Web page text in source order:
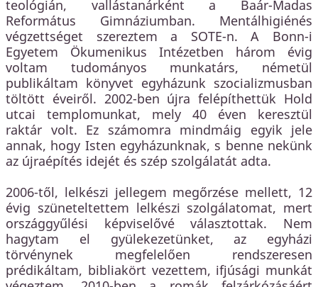
teológián, vallástanárként a Baár-Madas
Református Gimnáziumban. Mentálhigiénés
végzettséget szereztem a SOTE-n. A Bonn-i
Egyetem Ökumenikus Intézetben három évig
voltam tudományos munkatárs, németül
publikáltam könyvet egyházunk szocializmusban
töltött éveiről. 2002-ben újra felépíthettük Hold
utcai templomunkat, mely 40 éven keresztül
raktár volt. Ez számomra mindmáig egyik jele
annak, hogy Isten egyházunknak, s benne nekünk
az újraépítés idejét és szép szolgálatát adta.
2006-től, lelkészi jellegem megőrzése mellett, 12
évig szüneteltettem lelkészi szolgálatomat, mert
országgyűlési képviselővé választottak. Nem
hagytam el gyülekezetünket, az egyházi
törvénynek megfelelően rendszeresen
prédikáltam, bibliakört vezettem, ifjúsági munkát